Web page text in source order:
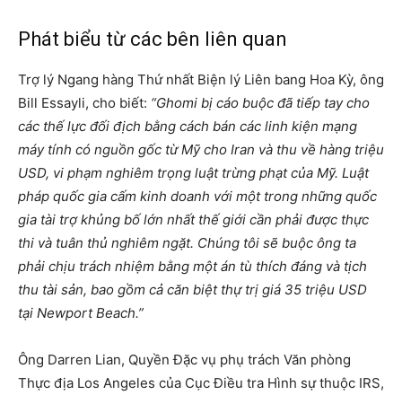
Phát biểu từ các bên liên quan
Trợ lý Ngang hàng Thứ nhất Biện lý Liên bang Hoa Kỳ, ông
Bill Essayli, cho biết: “Ghomi bị cáo buộc đã tiếp tay cho
các thế lực đối địch bằng cách bán các linh kiện mạng
máy tính có nguồn gốc từ Mỹ cho Iran và thu về hàng triệu
USD, vi phạm nghiêm trọng luật trừng phạt của Mỹ. Luật
pháp quốc gia cấm kinh doanh với một trong những quốc
gia tài trợ khủng bố lớn nhất thế giới cần phải được thực
thi và tuân thủ nghiêm ngặt. Chúng tôi sẽ buộc ông ta
phải chịu trách nhiệm bằng một án tù thích đáng và tịch
thu tài sản, bao gồm cả căn biệt thự trị giá 35 triệu USD
tại Newport Beach.”
Ông Darren Lian, Quyền Đặc vụ phụ trách Văn phòng
Thực địa Los Angeles của Cục Điều tra Hình sự thuộc IRS,